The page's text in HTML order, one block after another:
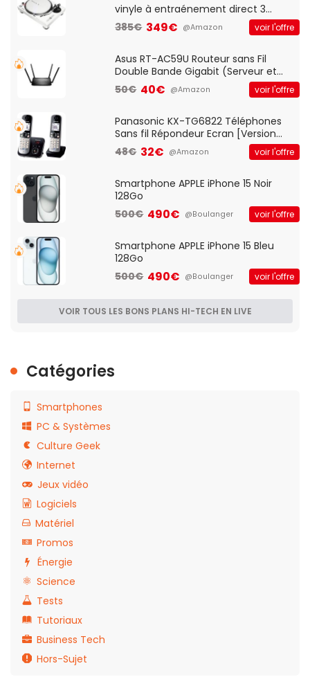
vinyle à entraénement direct 3
vitesses (33-45-78 trs/min) avec
pre-ampli intégré et port USB
385€ 349€ @Amazon voir l'offre
Asus RT-AC59U Routeur sans Fil
Double Bande Gigabit (Serveur et
Client VPN, Triple Vlan, Mode Point
d'accès et Bridge, contrôle Parental,
50€ 40€ @Amazon voir l'offre
Panasonic KX-TG6822 Téléphones
Sans fil Répondeur Ecran [Version
Française]
48€ 32€ @Amazon voir l'offre
Smartphone APPLE iPhone 15 Noir
128Go
500€ 490€ @Boulanger voir l'offre
Smartphone APPLE iPhone 15 Bleu
128Go
500€ 490€ @Boulanger voir l'offre
VOIR TOUS LES BONS PLANS HI-TECH EN LIVE
Catégories
Smartphones
PC & Systèmes
Culture Geek
Internet
Jeux vidéo
Logiciels
Matériel
Promos
Énergie
Science
Tests
Tutoriaux
Business Tech
Hors-Sujet